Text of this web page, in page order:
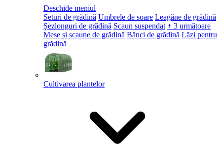
Deschide meniul
Seturi de grădină Umbrele de soare Leagăne de grădină
Șezlonguri de grădină Scaun suspendat + 3 următoare
Mese și scaune de grădină Bănci de grădină Lăzi pentru
grădină
Cultivarea plantelor